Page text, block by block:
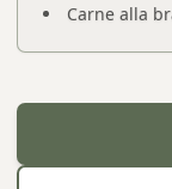
Carne alla